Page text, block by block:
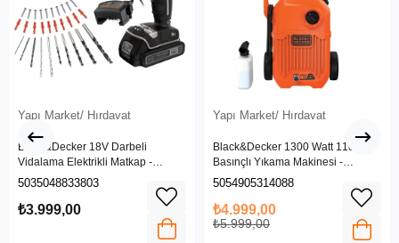
Yapı Market/ Hırdavat
Black&Decker 18V Darbeli
Vidalama Elektrikli Matkap -
BDCHD18SC1K-QW
5035048833803
₺3.999,00
Yapı Market/ Hırdavat
Black&Decker 1300 Watt 110 Bar
Basınçlı Yıkama Makinesi -
(BEPW1300L-QS)
5054905314088
₺4.999,00
₺5.999,00